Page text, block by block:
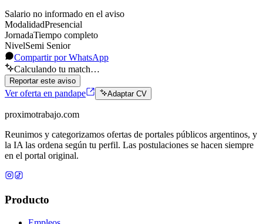
Salario no informado en el aviso
ModalidadPresencial
JornadaTiempo completo
NivelSemi Senior
Compartir por WhatsApp
Calculando tu match…
Reportar este aviso
Ver oferta en pandape Adaptar CV
proximotrabajo.com
Reunimos y categorizamos ofertas de portales públicos argentinos, y
la IA las ordena según tu perfil. Las postulaciones se hacen siempre
en el portal original.
Producto